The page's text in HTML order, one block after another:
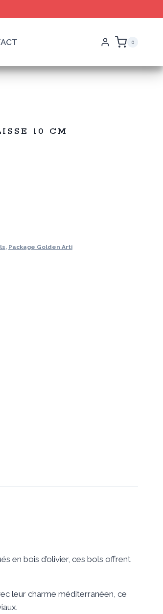
0
10 CM
, Package Golden Arti
en bois d’olivier, ces bols offrent
leur charme méditerranéen, ce